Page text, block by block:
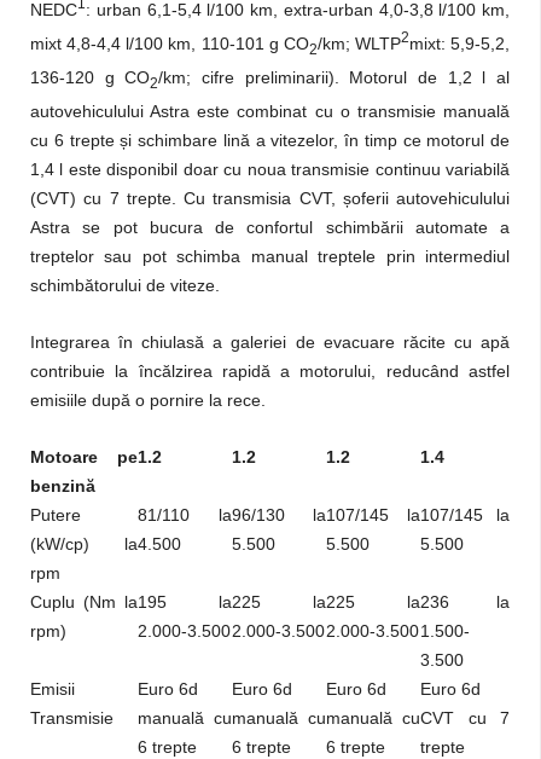
NEDC : urban 6,1-5,4 l/100 km, extra-urban 4,0-3,8 l/100 km,
mixt 4,8-4,4 l/100 km, 110-101 g CO2/km; WLTP2mixt: 5,9-5,2,
136-120 g CO2/km; cifre preliminarii). Motorul de 1,2 l al
autovehiculului Astra este combinat cu o transmisie manuală
cu 6 trepte și schimbare lină a vitezelor, în timp ce motorul de
1,4 l este disponibil doar cu noua transmisie continuu variabilă
(CVT) cu 7 trepte. Cu transmisia CVT, șoferii autovehiculului
Astra se pot bucura de confortul schimbării automate a
treptelor sau pot schimba manual treptele prin intermediul
schimbătorului de viteze.
Integrarea în chiulasă a galeriei de evacuare răcite cu apă
contribuie la încălzirea rapidă a motorului, reducând astfel
emisiile după o pornire la rece.
Motoare pe
benzină
1.2 1.2 1.2 1.4
Putere
(kW/cp) la
rpm
81/110 la
4.500
96/130 la
5.500
107/145 la
5.500
107/145 la
5.500
Cuplu (Nm la
rpm)
195 la
2.000-3.500
225 la
2.000-3.500
225 la
2.000-3.500
236 la
1.500-
3.500
Emisii
Euro 6d Euro 6d Euro 6d
Euro 6d
Transmisie
manuală cu
6 trepte
manuală cu
6 trepte
manuală cu
6 trepte
CVT cu 7
trepte